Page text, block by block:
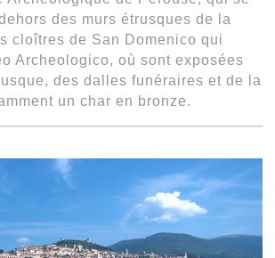
des murs étrusques de la
cloîtres de San Domenico qui
Archeologico, où sont exposées
des dalles funéraires et de la
un char en bronze.